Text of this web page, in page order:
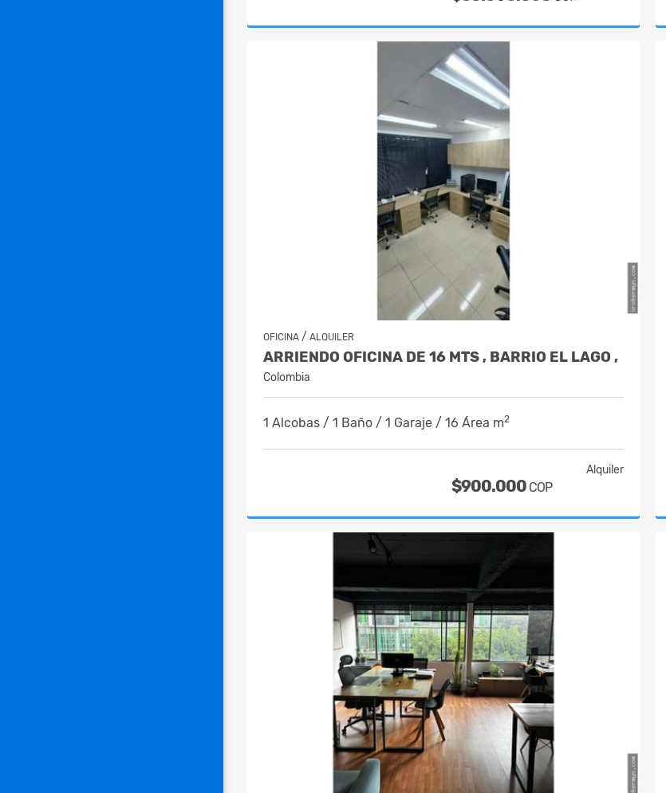
OFICINA / ALQUILER
ARRIENDO OFICINA DE 16 MTS , BARRIO EL LAGO ,
Colombia
1 Alcobas / 1 Baño / 1 Garaje / 16 Área m2
Alquiler
$900.000 COP